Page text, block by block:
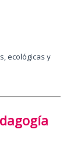
ecológicas y